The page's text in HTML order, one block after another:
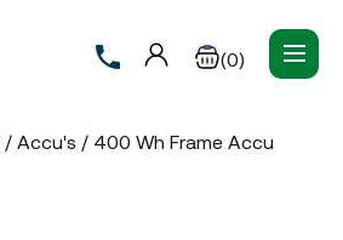
(0)
/ Accu's / 400 Wh Frame Accu